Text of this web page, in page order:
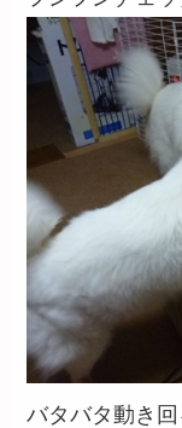
バタバタ動き